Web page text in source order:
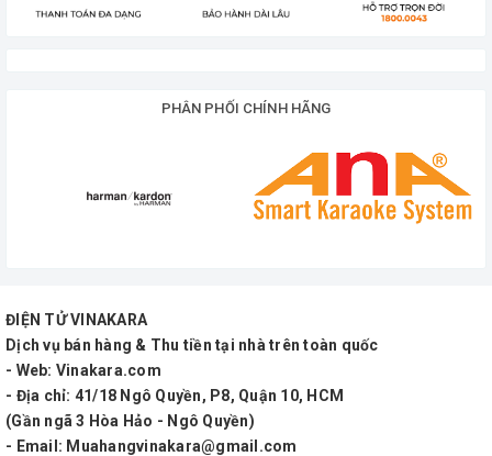
víu, giúp bạn có thể mang theo bất cứ đâu. Đầu
phát sóng mạnh và ổn định trong phạm vi hoạt
động từ 20 đến 35m
Đầu thu được trang bị cổng kết nối USB, sử dụng
pin Lithium-ion mang lại thời gian sạc tốt hơn và
chu kỳ sạc xả nhiều hơn trước khi hỏng. Ngoài ra,
đầu thu có thể sạc pin bằng nguồn điện DC
PHÂN PHỐI CHÍNH HÃNG
ĐIỆN TỬ VINAKARA
Dịch vụ bán hàng & Thu tiền tại nhà trên toàn quốc
- Web: Vinakara.com
- Địa chỉ: 41/18 Ngô Quyền, P8, Quận 10, HCM
(Gần ngã 3 Hòa Hảo - Ngô Quyền)
- Email: Muahangvinakara@gmail.com